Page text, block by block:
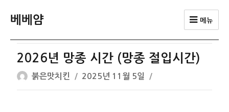
베베얌 메뉴
2026년 망종 시간 (망종 절입시간)
글
쓴
붉은맛치킨
작
성
2025년 11월 5일